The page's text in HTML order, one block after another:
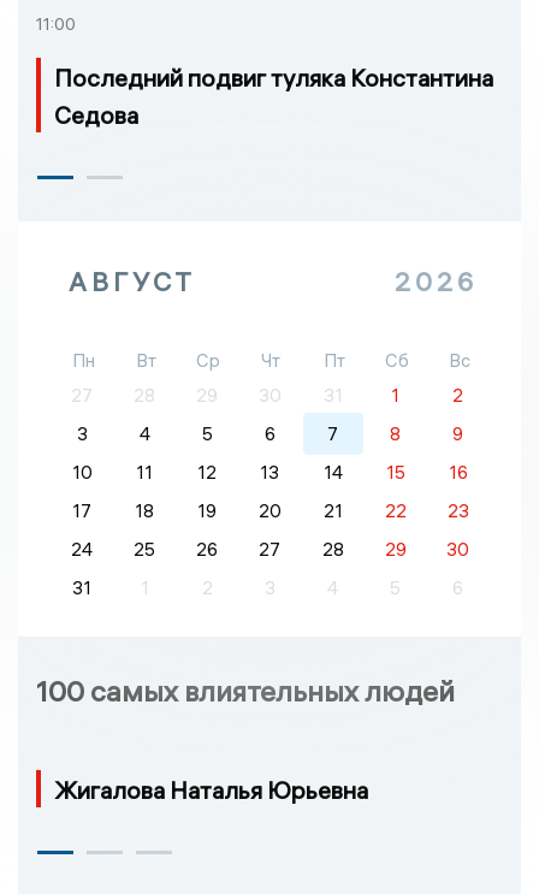
11:00
Последний подвиг туляка Константина
Седова
АВГУСТ 2026
Пн Вт Ср Чт Пт Сб
Вс
27
28 29 30 31 1
2
3
4 5 6 7 8
9
10
11 12 13 14 15
16
17
18 19 20 21 22
23
24
25 26 27 28 29
30
31
1 2 3 4 5 6
100 самых влиятельных людей
Жигалова Наталья Юрьевна